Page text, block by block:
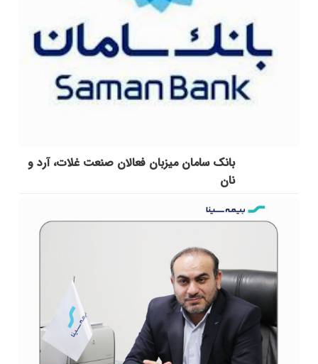
بانک سامان میزبان فعالان صنعت غلات، آرد و
نان